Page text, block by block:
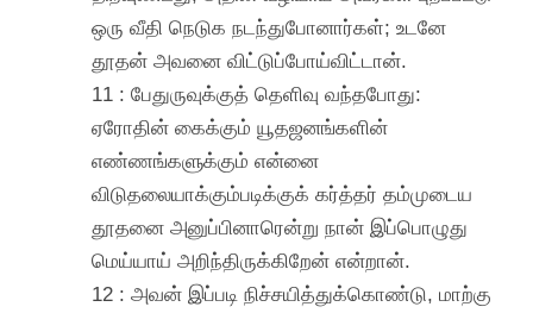
ஒரு வீதி நெடுக நடந்துபோனார்கள்; உடனே
தூதன் அவனை விட்டுப்போய்விட்டான்.
11 : பேதுருவுக்குத் தெளிவு வந்தபோது:
ஏரோதின் கைக்கும் யூதஜனங்களின்
எண்ணங்களுக்கும் என்னை
விடுதலையாக்கும்படிக்குக் கர்த்தர் தம்முடைய
தூதனை அனுப்பினாரென்று நான் இப்பொழுது
மெய்யாய் அறிந்திருக்கிறேன் என்றான்.
12 : அவன் இப்படி நிச்சயித்துக்கொண்டு, மாற்கு